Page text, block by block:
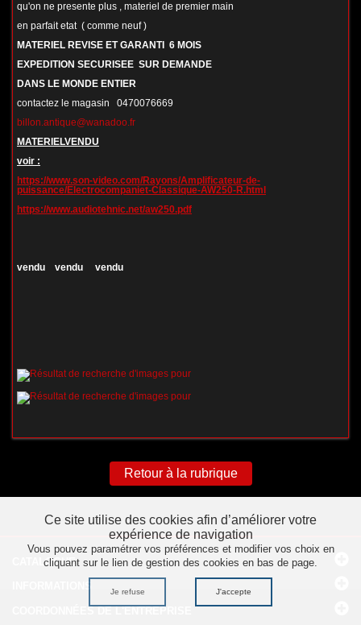
qu'on ne presente plus , materiel de premier main
en parfait etat ( comme neuf )
MATERIEL REVISE ET GARANTI 6 MOIS
EXPEDITION SECURISEE SUR DEMANDE
DANS LE MONDE ENTIER
contactez le magasin 0470076669
billon.antique@wanadoo.fr
MATERIELVENDU
voir :
https://www.son-video.com/Rayons/Amplificateur-de-
puissance/Electrocompaniet-Classique-AW250-R.html
https://www.audiotehnic.net/aw250.pdf
vendu vendu vendu
Retour à la rubrique
CATALOGUE
Ce site utilise des cookies afin d’améliorer votre
expérience de navigation
Vous pouvez paramétrer vos préférences et modifier vos choix en
cliquant sur le lien de gestion des cookies en bas de page.
Je refuse J'accepte